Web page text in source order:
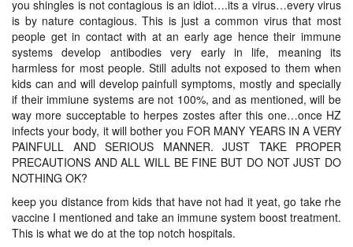
you shingles is not contagious is an idiot….its a virus…every virus
is by nature contagious. This is just a common virus that most
people get in contact with at an early age hence their immune
systems develop antibodies very early in life, meaning its
harmless for most people. Still adults not exposed to them when
kids can and will develop painfull symptoms, mostly and specially
if their immiune systems are not 100%, and as mentioned, will be
way more succeptable to herpes zostes after this one…once HZ
infects your body, it will bother you FOR MANY YEARS IN A VERY
PAINFULL AND SERIOUS MANNER. JUST TAKE PROPER
PRECAUTIONS AND ALL WILL BE FINE BUT DO NOT JUST DO
NOTHING OK?
keep you distance from kids that have not had it yeat, go take rhe
vaccine I mentioned and take an immune system boost treatment.
This is what we do at the top notch hospitals.